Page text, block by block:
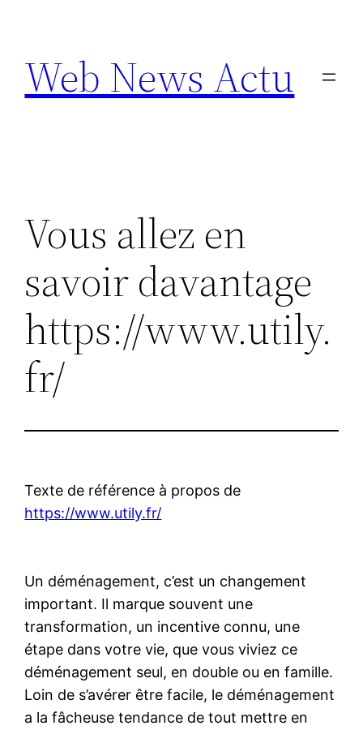
contenu
Web News Actu
Vous allez en
savoir davantage
https://www.utily.
fr/
Texte de référence à propos de
https://www.utily.fr/
Un déménagement, c’est un changement
important. Il marque souvent une
transformation, un incentive connu, une
étape dans votre vie, que vous viviez ce
déménagement seul, en double ou en famille.
Loin de s’avérer être facile, le déménagement
a la fâcheuse tendance de tout mettre en